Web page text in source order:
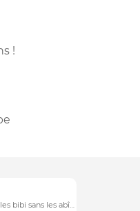
!
Poil doux mais efficace pour laver les bibi sans les abîmer